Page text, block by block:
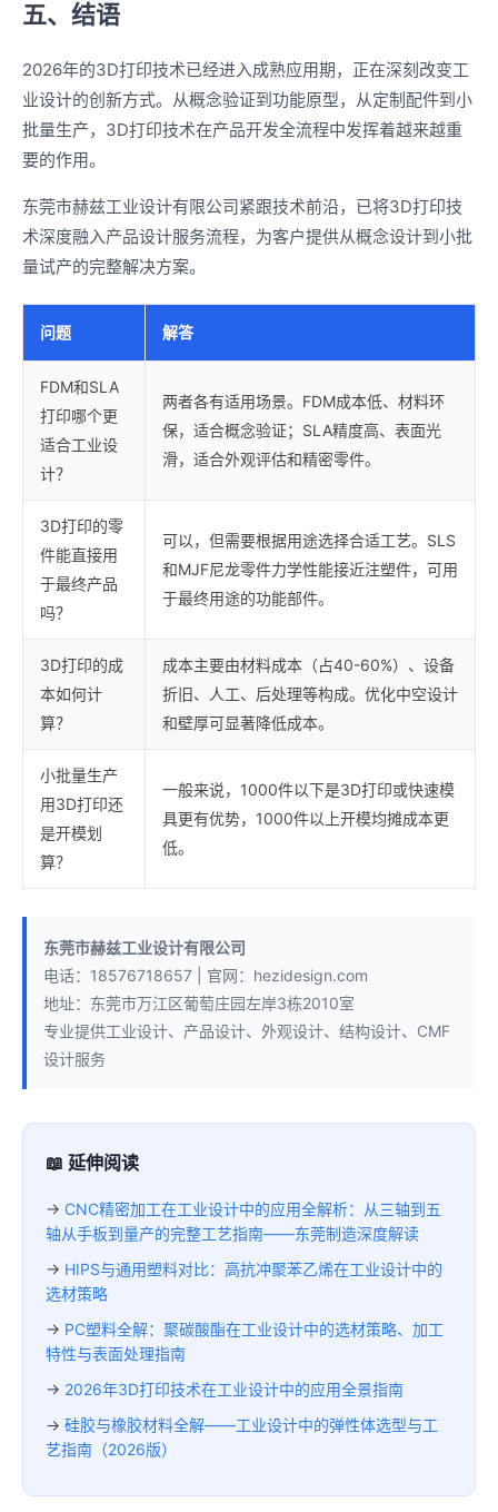
五、结语
2026年的3D打印技术已经进入成熟应用期，正在深刻改变工
业设计的创新方式。从概念验证到功能原型，从定制配件到小
批量生产，3D打印技术在产品开发全流程中发挥着越来越重
要的作用。
东莞市赫兹工业设计有限公司紧跟技术前沿，已将3D打印技
术深度融入产品设计服务流程，为客户提供从概念设计到小批
量试产的完整解决方案。
问题 解答
FDM和SLA
打印哪个更
适合工业设
计？
两者各有适用场景。FDM成本低、材料环
保，适合概念验证；SLA精度高、表面光
滑，适合外观评估和精密零件。
3D打印的零
件能直接用
于最终产品
吗？
可以，但需要根据用途选择合适工艺。SLS
和MJF尼龙零件力学性能接近注塑件，可用
于最终用途的功能部件。
3D打印的成
本如何计
算？
成本主要由材料成本（占40-60%）、设备
折旧、人工、后处理等构成。优化中空设计
和壁厚可显著降低成本。
小批量生产
用3D打印还
是开模划
算？
一般来说，1000件以下是3D打印或快速模
具更有优势，1000件以上开模均摊成本更
低。
东莞市赫兹工业设计有限公司
电话：18576718657 | 官网：hezidesign.com
地址：东莞市万江区葡萄庄园左岸3栋2010室
专业提供工业设计、产品设计、外观设计、结构设计、CMF
设计服务
📖 延伸阅读
→ CNC精密加工在工业设计中的应用全解析：从三轴到五
轴从手板到量产的完整工艺指南——东莞制造深度解读
→ HIPS与通用塑料对比：高抗冲聚苯乙烯在工业设计中的
选材策略
→ PC塑料全解：聚碳酸酯在工业设计中的选材策略、加工
特性与表面处理指南
→ 2026年3D打印技术在工业设计中的应用全景指南
→ 硅胶与橡胶材料全解——工业设计中的弹性体选型与工
艺指南（2026版）